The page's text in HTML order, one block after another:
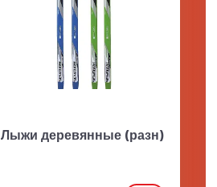
Лыжи деревянные (разн)